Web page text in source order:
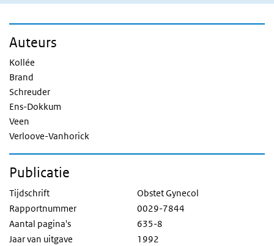
Auteurs
Kollée
Brand
Schreuder
Ens-Dokkum
Veen
Verloove-Vanhorick
Publicatie
Tijdschrift
Obstet Gynecol
Rapportnummer
0029-7844
Aantal pagina's
635-8
Jaar van uitgave
1992